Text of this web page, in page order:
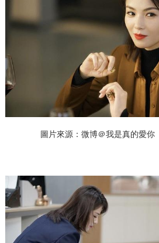
圖片來源：微博＠我是真的愛你